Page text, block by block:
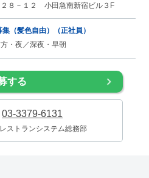
８－１２ 小田急南新宿ビル３F
（髪色自由）（正社員）
・夜／深夜・早朝
する
03-3379-6131
ストランシステム総務部